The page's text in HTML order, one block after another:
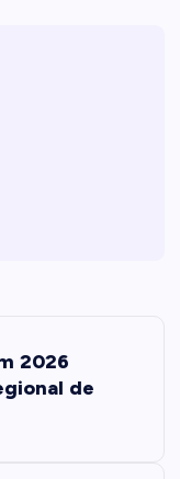
2026
de